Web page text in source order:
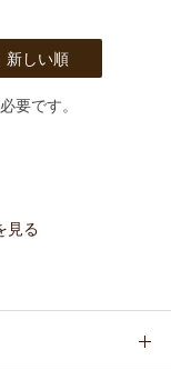
新しい順
要です。
見る